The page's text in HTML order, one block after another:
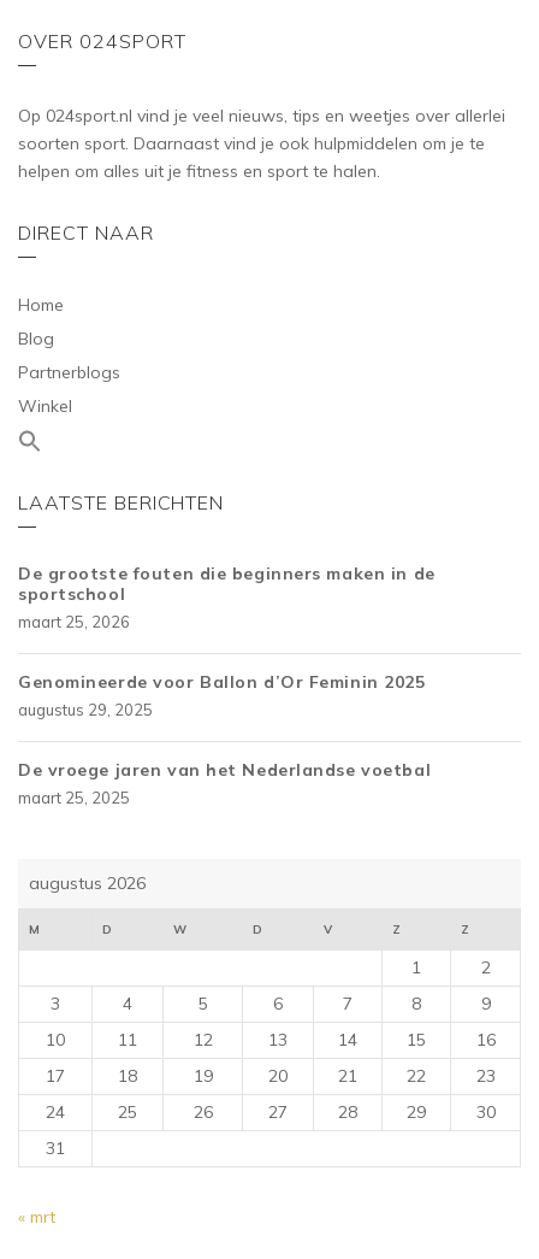
OVER 024SPORT
Op 024sport.nl vind je veel nieuws, tips en weetjes over allerlei
soorten sport. Daarnaast vind je ook hulpmiddelen om je te
helpen om alles uit je fitness en sport te halen.
DIRECT NAAR
Home
Blog
Partnerblogs
Winkel
LAATSTE BERICHTEN
De grootste fouten die beginners maken in de
sportschool
maart 25, 2026
Genomineerde voor Ballon d’Or Feminin 2025
augustus 29, 2025
De vroege jaren van het Nederlandse voetbal
maart 25, 2025
augustus 2026
M D W D V Z Z
1
2
3
4 5 6 7 8
9
10
11 12 13 14 15
16
17
18 19 20 21 22
23
24
25 26 27 28 29
30
31
« mrt